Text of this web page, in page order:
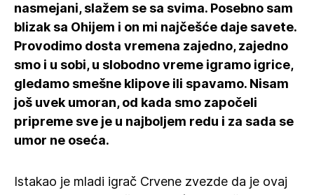
nasmejani, slažem se sa svima. Posebno sam
blizak sa Ohijem i on mi najčešće daje savete.
Provodimo dosta vremena zajedno, zajedno
smo i u sobi, u slobodno vreme igramo igrice,
gledamo smešne klipove ili spavamo. Nisam
još uvek umoran, od kada smo započeli
pripreme sve je u najboljem redu i za sada se
umor ne oseća.
Istakao je mladi igrač Crvene zvezde da je ovaj